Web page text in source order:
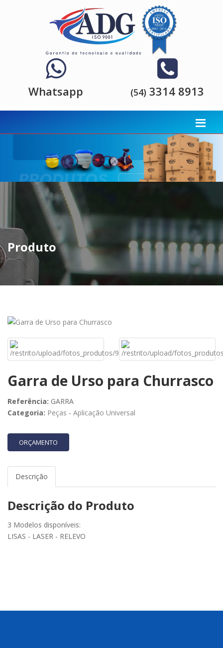
Whatsapp (54) 3314 8913
Produto
Garra de Urso para Churrasco
Referência: GARRA
Categoria: Peças - Aplicação Universal
ORÇAMENTO
Descrição
Descrição do Produto
3 Modelos disponíveis:
LISAS - LASER - RELEVO